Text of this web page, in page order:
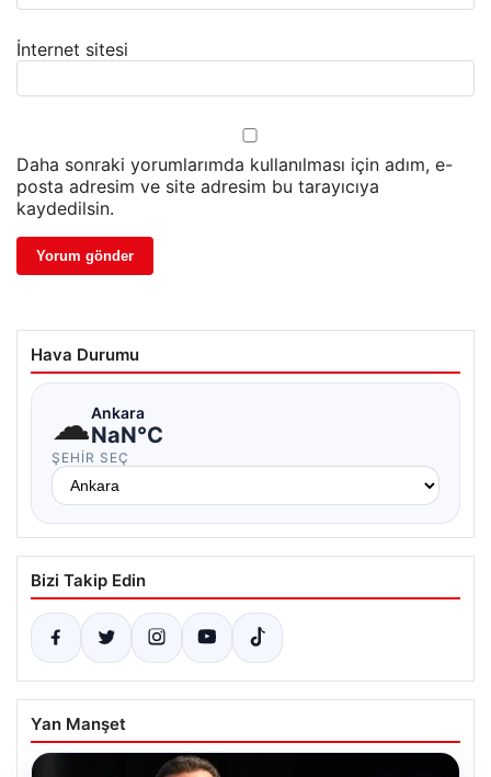
İnternet sitesi
Daha sonraki yorumlarımda kullanılması için adım, e-
posta adresim ve site adresim bu tarayıcıya
kaydedilsin.
Hava Durumu
☁Ankara
NaN°C
ŞEHIR SEÇ
Bizi Takip Edin
Yan Manşet